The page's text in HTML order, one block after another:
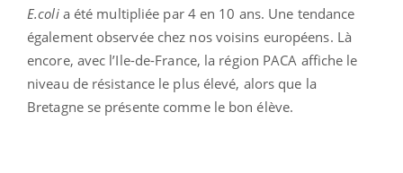
E.colia été multipliée par 4 en 10 ans. Une tendance
également observée chez nos voisins européens. Là
encore, avec l’Ile-de-France, la région PACA affiche le
niveau de résistance le plus élevé, alors que la
Bretagne se présente comme le bon élève.